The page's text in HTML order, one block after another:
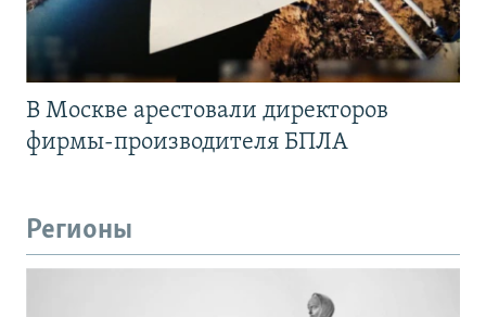
В Москве арестовали директоров
фирмы-производителя БПЛА
Регионы